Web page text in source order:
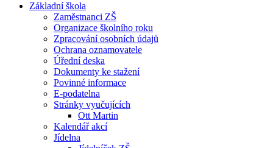
Základní škola
Zaměstnanci ZŠ
Organizace školního roku
Zpracování osobních údajů
Ochrana oznamovatele
Úřední deska
Dokumenty ke stažení
Povinné informace
E-podatelna
Stránky vyučujících
Ott Martin
Kalendář akcí
Jídelna